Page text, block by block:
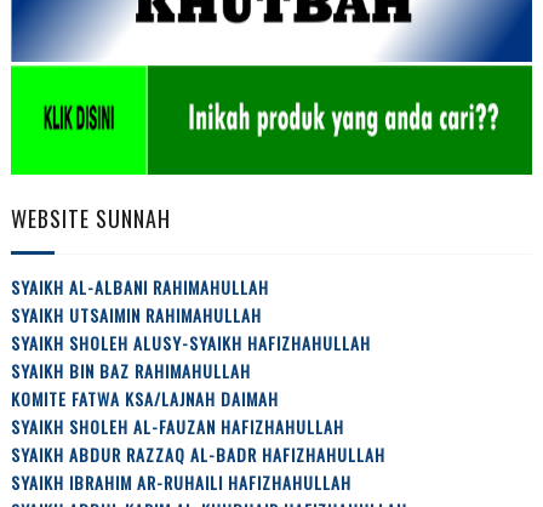
WEBSITE SUNNAH
SYAIKH AL-ALBANI RAHIMAHULLAH
SYAIKH UTSAIMIN RAHIMAHULLAH
SYAIKH SHOLEH ALUSY-SYAIKH HAFIZHAHULLAH
SYAIKH BIN BAZ RAHIMAHULLAH
KOMITE FATWA KSA/LAJNAH DAIMAH
SYAIKH SHOLEH AL-FAUZAN HAFIZHAHULLAH
SYAIKH ABDUR RAZZAQ AL-BADR HAFIZHAHULLAH
SYAIKH IBRAHIM AR-RUHAILI HAFIZHAHULLAH